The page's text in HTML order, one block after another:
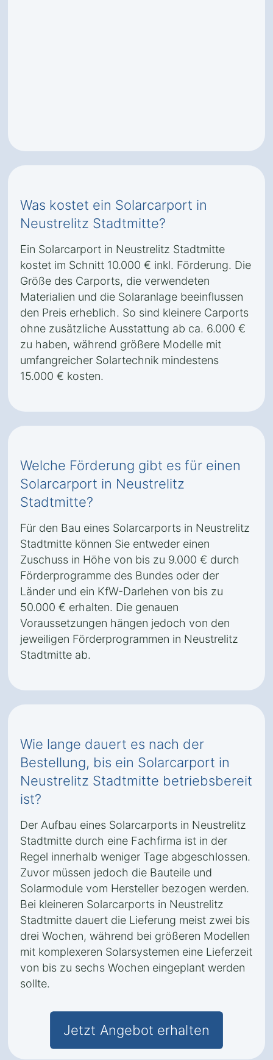
Was kostet ein Solarcarport in
Neustrelitz Stadtmitte?
Ein Solarcarport in Neustrelitz Stadtmitte
kostet im Schnitt 10.000 € inkl. Förderung. Die
Größe des Carports, die verwendeten
Materialien und die Solaranlage beeinflussen
den Preis erheblich. So sind kleinere Carports
ohne zusätzliche Ausstattung ab ca. 6.000 €
zu haben, während größere Modelle mit
umfangreicher Solartechnik mindestens
15.000 € kosten.
Welche Förderung gibt es für einen
Solarcarport in Neustrelitz
Stadtmitte?
Für den Bau eines Solarcarports in Neustrelitz
Stadtmitte können Sie entweder einen
Zuschuss in Höhe von bis zu 9.000 € durch
Förderprogramme des Bundes oder der
Länder und ein KfW-Darlehen von bis zu
50.000 € erhalten. Die genauen
Voraussetzungen hängen jedoch von den
jeweiligen Förderprogrammen in Neustrelitz
Stadtmitte ab.
Wie lange dauert es nach der
Bestellung, bis ein Solarcarport in
Neustrelitz Stadtmitte betriebsbereit
ist?
Der Aufbau eines Solarcarports in Neustrelitz
Stadtmitte durch eine Fachfirma ist in der
Regel innerhalb weniger Tage abgeschlossen.
Zuvor müssen jedoch die Bauteile und
Solarmodule vom Hersteller bezogen werden.
Bei kleineren Solarcarports in Neustrelitz
Stadtmitte dauert die Lieferung meist zwei bis
drei Wochen, während bei größeren Modellen
mit komplexeren Solarsystemen eine Lieferzeit
von bis zu sechs Wochen eingeplant werden
sollte.
Jetzt Angebot erhalten